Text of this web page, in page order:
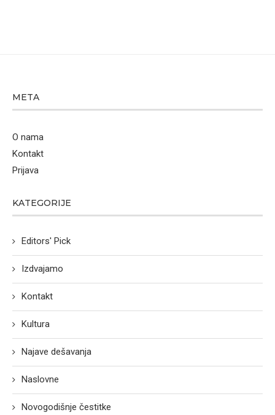
META
O nama
Kontakt
Prijava
KATEGORIJE
Editors' Pick
Izdvajamo
Kontakt
Kultura
Najave dešavanja
Naslovne
Novogodišnje čestitke